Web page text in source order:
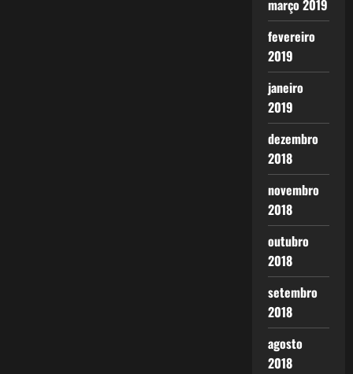
março 2019
fevereiro
2019
janeiro
2019
dezembro
2018
novembro
2018
outubro
2018
setembro
2018
agosto
2018